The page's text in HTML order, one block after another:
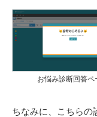
お悩み診断回答ペ
ちなみに、こちらの